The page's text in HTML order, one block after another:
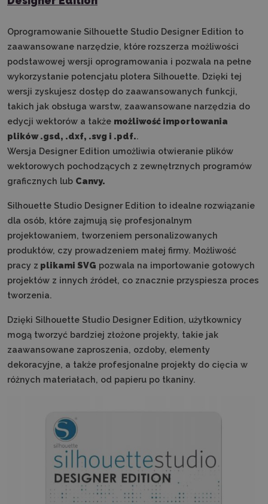
Oprogramowanie Silhouette Studio Designer Edition to
zaawansowane narzędzie, które rozszerza możliwości
podstawowej wersji oprogramowania i pozwala na pełne
wykorzystanie potencjału plotera Silhouette. Dzięki tej
wersji zyskujesz dostęp do zaawansowanych funkcji,
takich jak obsługa warstw, zaawansowane narzędzia do
edycji wektorów a także możliwość importowania
plików .gsd, .dxf, .svg i .pdf..
Wersja Designer Edition umożliwia otwieranie plików
wektorowych pochodzących z zewnętrznych programów
graficznych lub Canvy.
Silhouette Studio Designer Edition to idealne rozwiązanie
dla osób, które zajmują się profesjonalnym
projektowaniem, tworzeniem personalizowanych
produktów, czy prowadzeniem małej firmy. Możliwość
pracy z plikami SVG pozwala na importowanie gotowych
projektów z innych źródeł, co znacznie przyspiesza proces
tworzenia.
Dzięki Silhouette Studio Designer Edition, użytkownicy
mogą tworzyć bardziej złożone projekty, takie jak
zaawansowane zaproszenia, ozdoby, elementy
dekoracyjne, a także profesjonalne projekty do cięcia w
różnych materiałach, od papieru po tkaniny.